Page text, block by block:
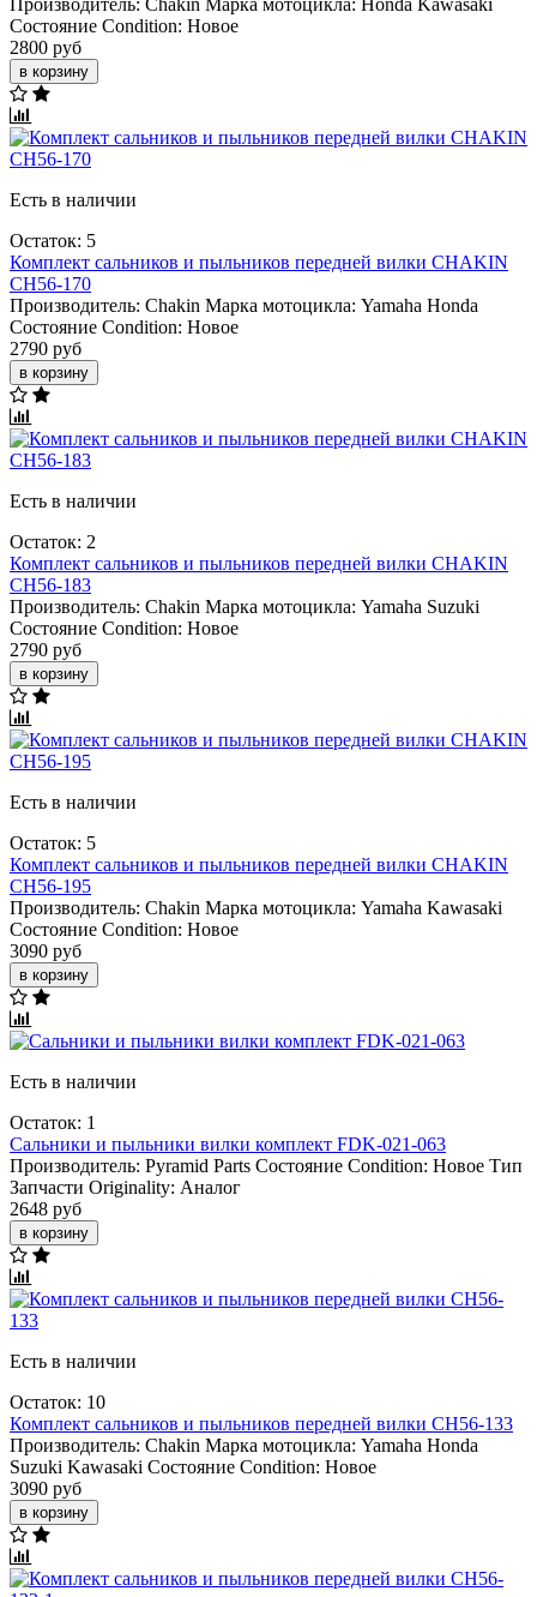
Состояние Condition: Новое
2800 руб
в корзину
Есть в наличии
Остаток: 5
Комплект сальников и пыльников передней вилки CHAKIN
CH56-170
Производитель: Chakin Марка мотоцикла: Yamaha Honda
Состояние Condition: Новое
2790 руб
в корзину
Есть в наличии
Остаток: 2
Комплект сальников и пыльников передней вилки CHAKIN
CH56-183
Производитель: Chakin Марка мотоцикла: Yamaha Suzuki
Состояние Condition: Новое
2790 руб
в корзину
Есть в наличии
Остаток: 5
Комплект сальников и пыльников передней вилки CHAKIN
CH56-195
Производитель: Chakin Марка мотоцикла: Yamaha Kawasaki
Состояние Condition: Новое
3090 руб
в корзину
Есть в наличии
Остаток: 1
Сальники и пыльники вилки комплект FDK-021-063
Производитель: Pyramid Parts Состояние Condition: Новое Тип
Запчасти Originality: Аналог
2648 руб
в корзину
Есть в наличии
Остаток: 10
Комплект сальников и пыльников передней вилки CH56-133
Производитель: Chakin Марка мотоцикла: Yamaha Honda
Suzuki Kawasaki Состояние Condition: Новое
3090 руб
в корзину